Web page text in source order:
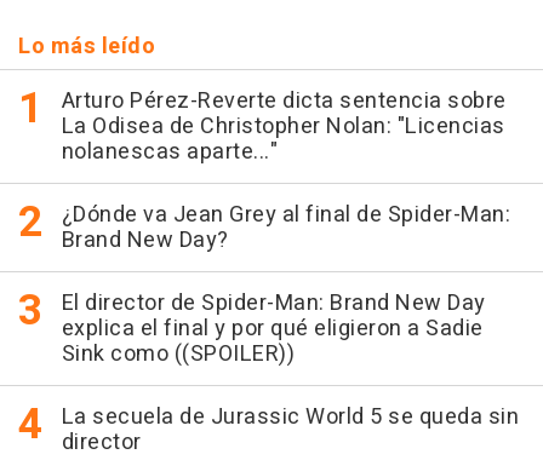
Lo más leído
Arturo Pérez-Reverte dicta sentencia sobre
La Odisea de Christopher Nolan: "Licencias
nolanescas aparte..."
¿Dónde va Jean Grey al final de Spider-Man:
Brand New Day?
El director de Spider-Man: Brand New Day
explica el final y por qué eligieron a Sadie
Sink como ((SPOILER))
La secuela de Jurassic World 5 se queda sin
director